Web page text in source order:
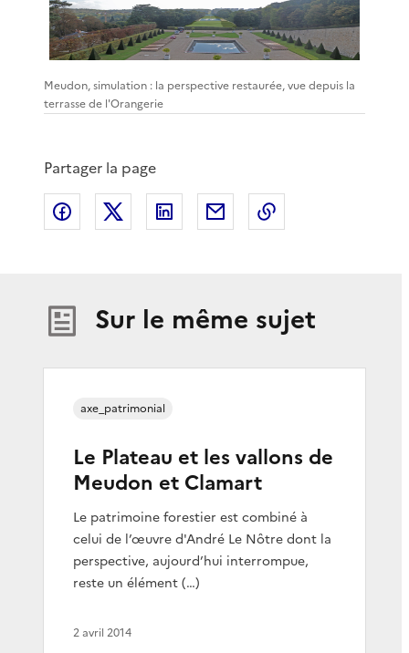
Meudon, simulation : la perspective restaurée, vue depuis la
terrasse de l'Orangerie
Partager la page
Partager sur Facebook
Partager sur XPartager sur LinkedIn
Partager par email
Sur le même sujet
Le Plateau et les vallons de
Meudon et Clamart
Le patrimoine forestier est combiné à
celui de l’œuvre d'André Le Nôtre dont la
perspective, aujourd’hui interrompue,
reste un élément (…)
axe_patrimonial
2 avril 2014